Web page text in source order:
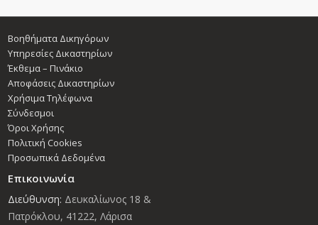
Βοηθήματα Δικηγόρων
Υπηρεσίες Δικαστηρίων
Έκθεμα – Πινάκιο
Αποφάσεις Δικαστηρίων
Χρήσιμα Τηλέφωνα
Σύνδεσμοι
Όροι Χρήσης
Πολιτική Cookies
Προσωπικά Δεδομένα
Επικοινωνία
Διεύθυνση: Δευκαλίωνος 18 &
Πατρόκλου, 41222, Λάρισα